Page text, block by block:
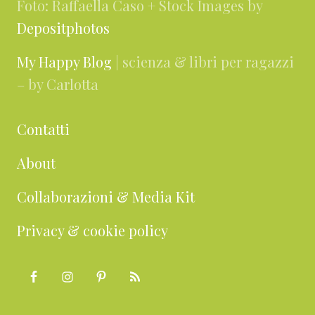
Foto: Raffaella Caso + Stock Images by
Depositphotos
My Happy Blog | scienza & libri per ragazzi
– by Carlotta
Contatti
About
Collaborazioni & Media Kit
Privacy & cookie policy